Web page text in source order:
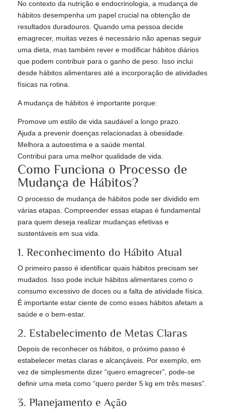
No contexto da nutrição e endocrinologia, a mudança de
hábitos desempenha um papel crucial na obtenção de
resultados duradouros. Quando uma pessoa decide
emagrecer, muitas vezes é necessário não apenas seguir
uma dieta, mas também rever e modificar hábitos diários
que podem contribuir para o ganho de peso. Isso inclui
desde hábitos alimentares até a incorporação de atividades
físicas na rotina.
A mudança de hábitos é importante porque:
Promove um estilo de vida saudável a longo prazo.
Ajuda a prevenir doenças relacionadas à obesidade.
Melhora a autoestima e a saúde mental.
Contribui para uma melhor qualidade de vida.
Como Funciona o Processo de
Mudança de Hábitos?
O processo de mudança de hábitos pode ser dividido em
várias etapas. Compreender essas etapas é fundamental
para quem deseja realizar mudanças efetivas e
sustentáveis em sua vida.
1. Reconhecimento do Hábito Atual
O primeiro passo é identificar quais hábitos precisam ser
mudados. Isso pode incluir hábitos alimentares como o
consumo excessivo de doces ou a falta de atividade física.
É importante estar ciente de como esses hábitos afetam a
saúde e o bem-estar.
2. Estabelecimento de Metas Claras
Depois de reconhecer os hábitos, o próximo passo é
estabelecer metas claras e alcançáveis. Por exemplo, em
vez de simplesmente dizer “quero emagrecer”, pode-se
definir uma meta como “quero perder 5 kg em três meses”.
3. Planejamento e Ação